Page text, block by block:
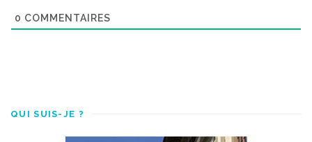
0 COMMENTAIRES
QUI SUIS-JE ?